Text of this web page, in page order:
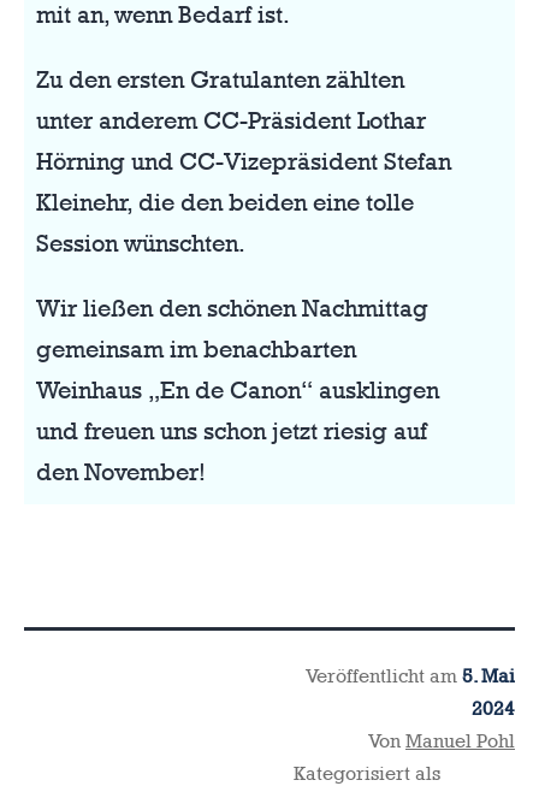
mit an, wenn Bedarf ist.
Zu den ersten Gratulanten zählten
unter anderem CC-Präsident Lothar
Hörning und CC-Vizepräsident Stefan
Kleinehr, die den beiden eine tolle
Session wünschten.
Wir ließen den schönen Nachmittag
gemeinsam im benachbarten
Weinhaus „En de Canon“ ausklingen
und freuen uns schon jetzt riesig auf
den November!
Veröffentlicht am 5. Mai
2024
Von Manuel Pohl
Kategorisiert als